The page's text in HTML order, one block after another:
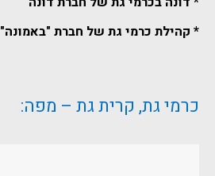
* קהילת כרמי גת של חברת "באמונה"
כרמי גת, קרית גת – מפה: